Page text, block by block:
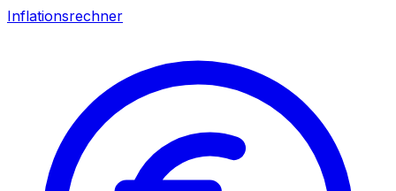
Inflationsrechner